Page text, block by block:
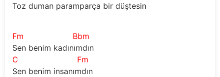
Toz duman paramparça bir düştesin
Fm
Bbm
Sen benim kadınımdın
C
Fm
Sen benim insanımdın